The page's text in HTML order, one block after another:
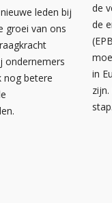
leden bij
groei van ons
ondernemers
nog betere
de
de
in
stap.